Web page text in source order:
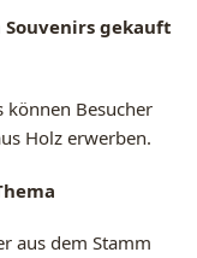
Souvenirs gekauft
können Besucher
Holz erwerben.
aus dem Stamm